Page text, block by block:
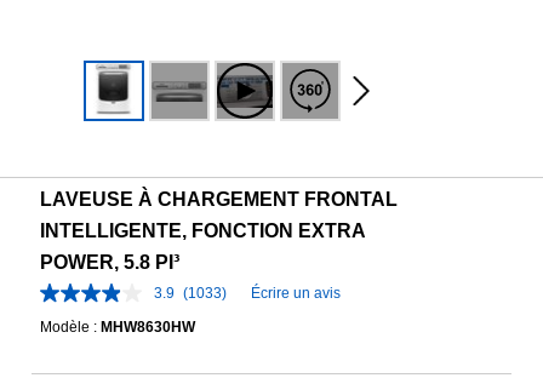
LAVEUSE À CHARGEMENT FRONTAL
INTELLIGENTE, FONCTION EXTRA
POWER, 5.8 PI³
3.9 (1033)
Écrire un avis
Modèle : MHW8630HW